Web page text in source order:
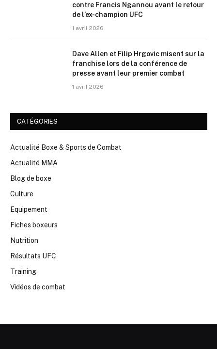
contre Francis Ngannou avant le retour
de l’ex-champion UFC
1 avril 2026
Dave Allen et Filip Hrgovic misent sur la
franchise lors de la conférence de
presse avant leur premier combat
1 avril 2026
CATÉGORIES
Actualité Boxe & Sports de Combat
Actualité MMA
Blog de boxe
Culture
Equipement
Fiches boxeurs
Nutrition
Résultats UFC
Training
Vidéos de combat